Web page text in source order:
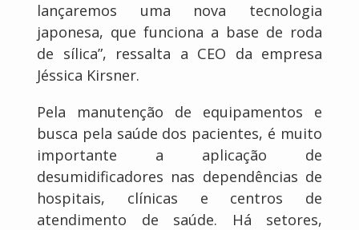
lançaremos uma nova tecnologia
japonesa, que funciona a base de roda
de sílica”, ressalta a CEO da empresa
Jéssica Kirsner.
Pela manutenção de equipamentos e
busca pela saúde dos pacientes, é muito
importante a aplicação de
desumidificadores nas dependências de
hospitais, clínicas e centros de
atendimento de saúde. Há setores,